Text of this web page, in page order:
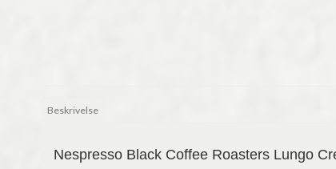
Beskrivelse
Nespresso Black Coffee Roasters Lungo